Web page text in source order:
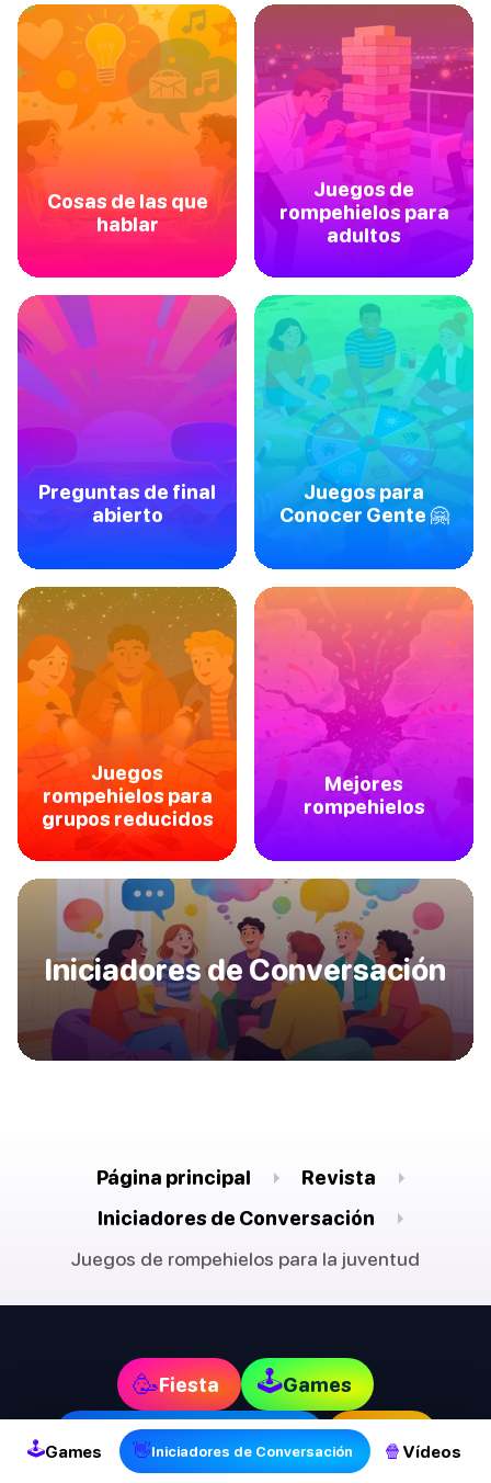
🕹Games 👋Iniciadores de Conversación 🍿 Vídeos
Cosas de las que
hablar
Juegos de
rompehielos para
adultos
Preguntas de final
abierto
Juegos para
Conocer Gente 🤗
Juegos
rompehielos para
grupos reducidos
Mejores
rompehielos
Iniciadores de Conversación
Página principal
Revista
Iniciadores de Conversación
Juegos de rompehielos para la juventud
🥳Fiesta 🕹Games
Iniciadores de Conversación 📱Apps